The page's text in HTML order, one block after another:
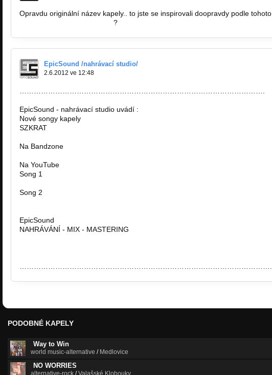
Opravdu originální název kapely.. to jste se inspirovali doopravdy podle tohoto
?
EpicSound /nahrávací studio/
2.6.2012 ve 12:48
EpicSound - nahrávací studio uvádí :
Nové songy kapely
SZKRAT
Na Bandzone
Na YouTube
Song 1
Song 2
EpicSound
NAHRÁVÁNÍ - MIX - MASTERING
PODOBNÉ KAPELY
Way to Win
world music-alternative / Medlovice
NO WORRIES
alternative-rock /Valašské Klobouky